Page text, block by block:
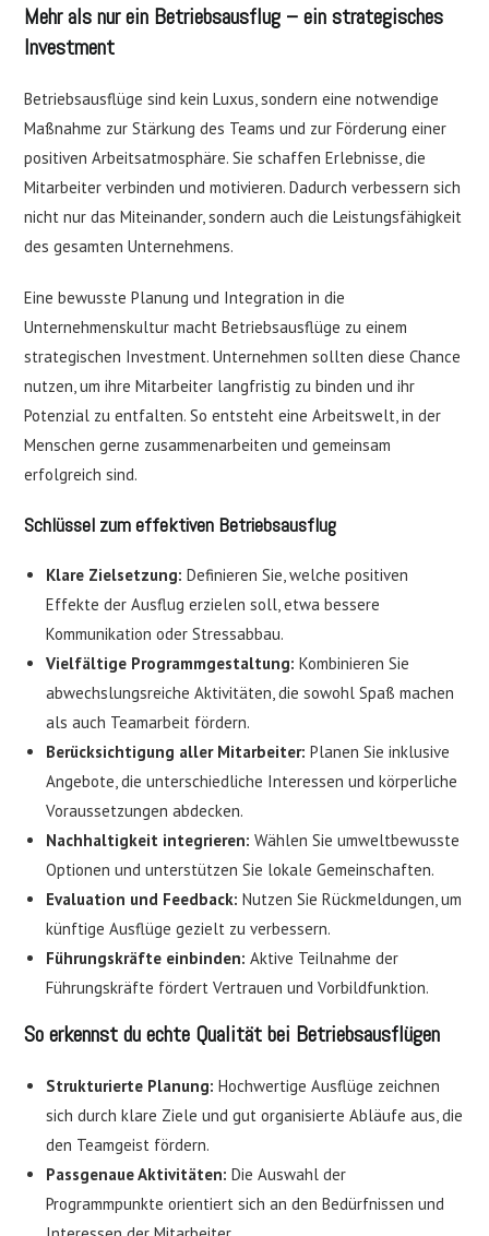
Mehr als nur ein Betriebsausflug – ein strategisches
Investment
Betriebsausflüge sind kein Luxus, sondern eine notwendige
Maßnahme zur Stärkung des Teams und zur Förderung einer
positiven Arbeitsatmosphäre. Sie schaffen Erlebnisse, die
Mitarbeiter verbinden und motivieren. Dadurch verbessern sich
nicht nur das Miteinander, sondern auch die Leistungsfähigkeit
des gesamten Unternehmens.
Eine bewusste Planung und Integration in die
Unternehmenskultur macht Betriebsausflüge zu einem
strategischen Investment. Unternehmen sollten diese Chance
nutzen, um ihre Mitarbeiter langfristig zu binden und ihr
Potenzial zu entfalten. So entsteht eine Arbeitswelt, in der
Menschen gerne zusammenarbeiten und gemeinsam
erfolgreich sind.
Schlüssel zum effektiven Betriebsausflug
Klare Zielsetzung: Definieren Sie, welche positiven
Effekte der Ausflug erzielen soll, etwa bessere
Kommunikation oder Stressabbau.
Vielfältige Programmgestaltung: Kombinieren Sie
abwechslungsreiche Aktivitäten, die sowohl Spaß machen
als auch Teamarbeit fördern.
Berücksichtigung aller Mitarbeiter: Planen Sie inklusive
Angebote, die unterschiedliche Interessen und körperliche
Voraussetzungen abdecken.
Nachhaltigkeit integrieren: Wählen Sie umweltbewusste
Optionen und unterstützen Sie lokale Gemeinschaften.
Evaluation und Feedback: Nutzen Sie Rückmeldungen, um
künftige Ausflüge gezielt zu verbessern.
Führungskräfte einbinden: Aktive Teilnahme der
Führungskräfte fördert Vertrauen und Vorbildfunktion.
So erkennst du echte Qualität bei Betriebsausflügen
Strukturierte Planung: Hochwertige Ausflüge zeichnen
sich durch klare Ziele und gut organisierte Abläufe aus, die
den Teamgeist fördern.
Passgenaue Aktivitäten: Die Auswahl der
Programmpunkte orientiert sich an den Bedürfnissen und